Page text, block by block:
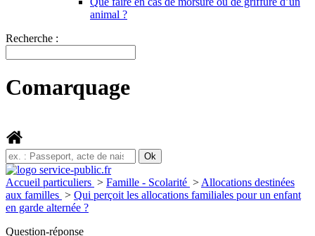
animal ?
Recherche :
Comarquage
Accueil particuliers > Famille - Scolarité > Allocations destinées
aux familles > Qui perçoit les allocations familiales pour un enfant
en garde alternée ?
Question-réponse